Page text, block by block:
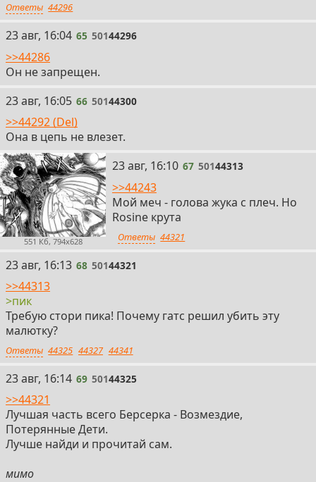
Ответы 44296
65
23 авг, 16:04 65 50144296
>>44286
Он не запрещен.
66
23 авг, 16:05 66 50144300
>>44292 (Del)
Она в цепь не влезет.
551 Кб, 794x628
67
23 авг, 16:10 67 50144313
>>44243
Мой меч - голова жука с плеч. Но
Rosine крута
Ответы 44321
68
23 авг, 16:13 68 50144321
>>44313
>пик
Требую стори пика! Почему гатс решил убить эту
малютку?
Ответы 44325 44327 44341
69
23 авг, 16:14 69 50144325
>>44321
Лучшая часть всего Берсерка - Возмездие,
Потерянные Дети.
Лучше найди и прочитай сам.
мимо